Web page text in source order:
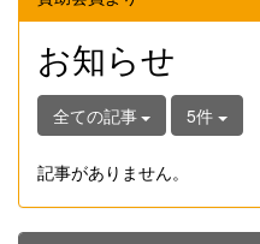
お知らせ
全ての記事 5件
記事がありません。